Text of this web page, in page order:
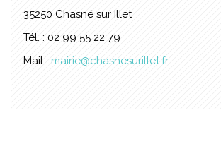
35250 Chasné sur Illet
Tél. : 02 99 55 22 79
Mail : mairie@chasnesurillet.fr